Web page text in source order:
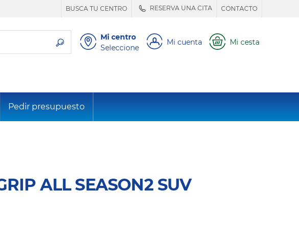
BUSCA TU CENTRO RESERVA UNA CITA CONTACTO
Mi centro
Seleccione
Mi cuenta Mi cesta
Pedir presupuesto
ALL SEASON2 SUV